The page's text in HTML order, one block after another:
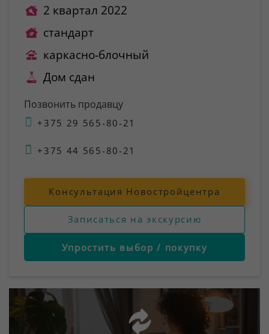
2 квартал 2022
стандарт
каркасно-блочный
Дом сдан
Позвонить продавцу
+375 29 565-80-21
+375 44 565-80-21
Консультация Новостройцентра
Записаться на экскурсию
Упростить выбор / покупку